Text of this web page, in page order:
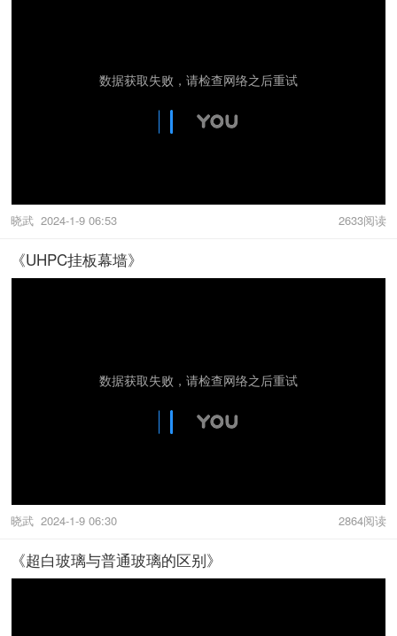
2633阅读
晓武 2024-1-9 06:53
《UHPC挂板幕墙》
2864阅读
晓武 2024-1-9 06:30
《超白玻璃与普通玻璃的区别》